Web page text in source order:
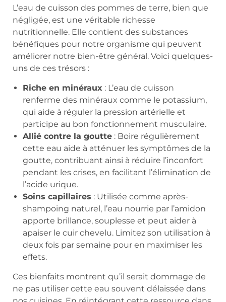
L’eau de cuisson des pommes de terre, bien que
négligée, est une véritable richesse
nutritionnelle. Elle contient des substances
bénéfiques pour notre organisme qui peuvent
améliorer notre bien-être général. Voici quelques-
uns de ces trésors :
Riche en minéraux : L’eau de cuisson
renferme des minéraux comme le potassium,
qui aide à réguler la pression artérielle et
participe au bon fonctionnement musculaire.
Allié contre la goutte : Boire régulièrement
cette eau aide à atténuer les symptômes de la
goutte, contribuant ainsi à réduire l’inconfort
pendant les crises, en facilitant l’élimination de
l’acide urique.
Soins capillaires : Utilisée comme après-
shampoing naturel, l’eau nourrie par l’amidon
apporte brillance, souplesse et peut aider à
apaiser le cuir chevelu. Limitez son utilisation à
deux fois par semaine pour en maximiser les
effets.
Ces bienfaits montrent qu’il serait dommage de
ne pas utiliser cette eau souvent délaissée dans